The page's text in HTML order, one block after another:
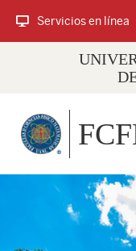
Servicios en línea